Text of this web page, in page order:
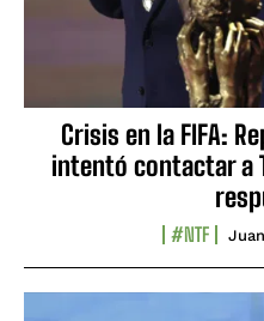
Crisis en la FIFA:
intentó contactar a
#NTF